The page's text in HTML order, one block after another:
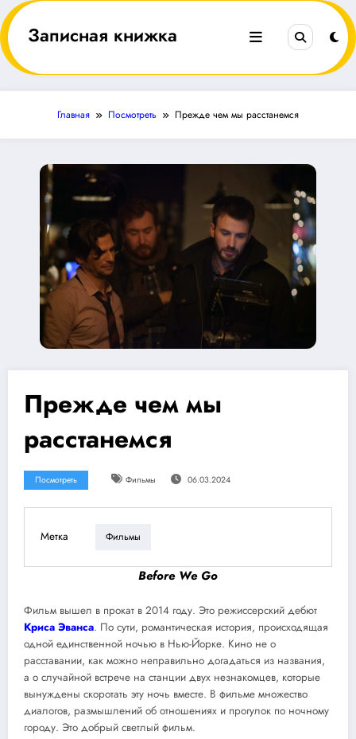
Перейти
к
содержимомуЗаписная книжка
Главная Посмотреть Прежде чем мы расстанемся
Прежде чем мы
расстанемся
Посмотреть Фильмы 06.03.2024
Метка Фильмы
Before We Go
Фильм вышел в прокат в 2014 году. Это режиссерский дебют
Криса Эванса. По сути, романтическая история, происходящая
одной единственной ночью в Нью-Йорке. Кино не о
расставании, как можно неправильно догадаться из названия,
а о случайной встрече на станции двух незнакомцев, которые
вынуждены скоротать эту ночь вместе. В фильме множество
диалогов, размышлений об отношениях и прогулок по ночному
городу. Это добрый светлый фильм.